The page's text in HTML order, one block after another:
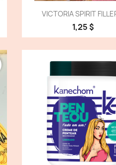
Vista
VICTORIA SPIRIT
1,25 $